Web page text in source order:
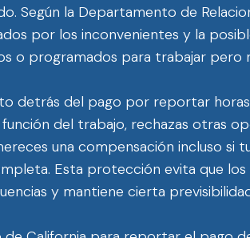
Según la Departamento de
por los inconvenientes y la
o programados para trabajar pero
detrás del pago por reportar
del trabajo, rechazas otras
una compensación incluso
Esta protección evita que
y mantiene cierta